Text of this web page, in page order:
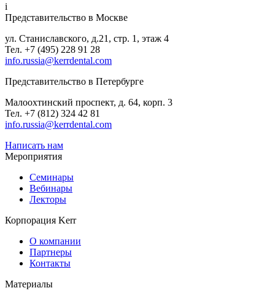
i
Представительство в Москве
ул. Станиславского, д.21, стр. 1, этаж 4
Тел. +7 (495) 228 91 28
info.russia@kerrdental.com
Представительство в Петербурге
Малоохтинский проспект, д. 64, корп. 3
Тел. +7 (812) 324 42 81
info.russia@kerrdental.com
Написать нам
Мероприятия
Семинары
Вебинары
Лекторы
Корпорация Kerr
О компании
Партнеры
Контакты
Материалы